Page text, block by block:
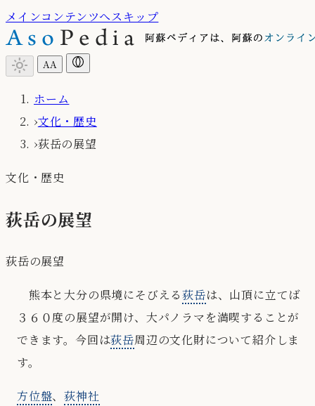
メインコンテンツへスキップ
light_mode AA
ホーム
›文化・歴史
›荻岳の展望
文化・歴史
荻岳の展望
荻岳の展望
熊本と大分の県境にそびえる荻岳は、山頂に立てば
３６０度の展望が開け、大パノラマを満喫することが
できます。今回は荻岳周辺の文化財について紹介しま
す。
方位盤、荻神社